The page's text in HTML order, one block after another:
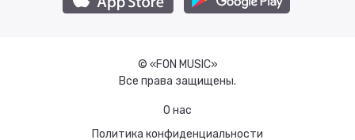
© «FON MUSIC»
Все права защищены.
О нас
Политика конфиденциальности